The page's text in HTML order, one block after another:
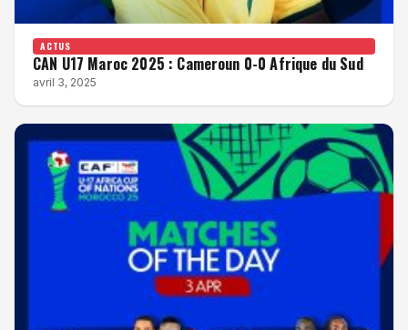
ACTUS
CAN U17 Maroc 2025 : Cameroun 0-0 Afrique du Sud
avril 3, 2025